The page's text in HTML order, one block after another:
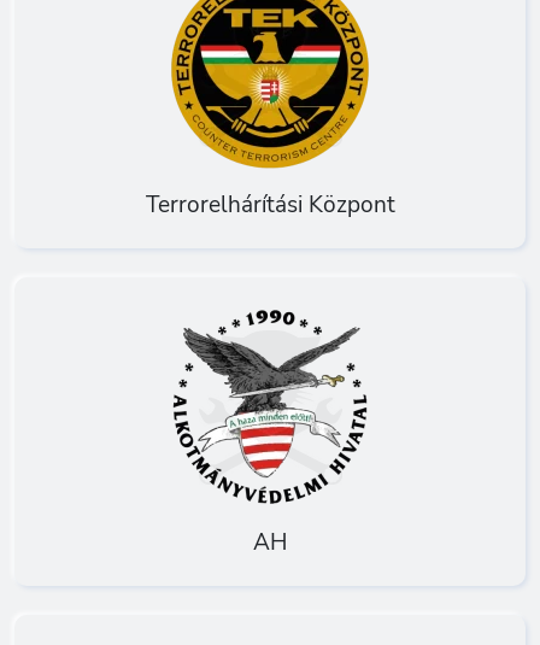
Terrorelhárítási Központ
AH